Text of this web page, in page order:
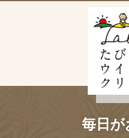
毎日が